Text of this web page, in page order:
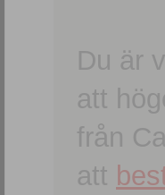
Du är
att
från
att